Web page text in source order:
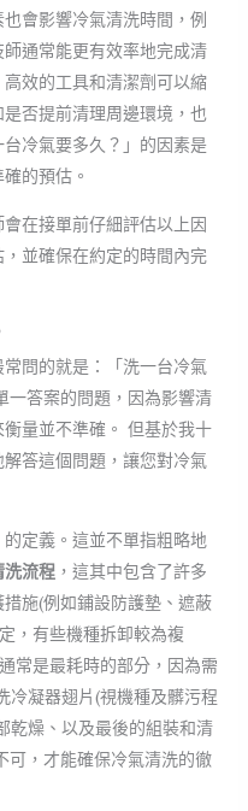
會影響冷氣清洗時間，例
通常能更有效率地完成清
高效的工具和清潔劑可以縮
否提前清理周邊環境，也
冷氣要多久？」的因素是
的預估。
在接單前仔細評估以上因
並確保在約定的時間內完
問的就是：「洗一台冷氣
一答案的問題，因為影響清
量並不準確。 但基於我十
答這個問題，讓您對冷氣
定義。這並不單指粗略地
洗流程，這其中包含了許多
施(例如鋪設防護墊、遮蔽
，有些機種拆卸較為複
常是最耗時的部分，因為需
冷凝器翅片(視機種及髒污程
乾燥、以及最後的組裝和清
可，才能確保冷氣清洗的徹